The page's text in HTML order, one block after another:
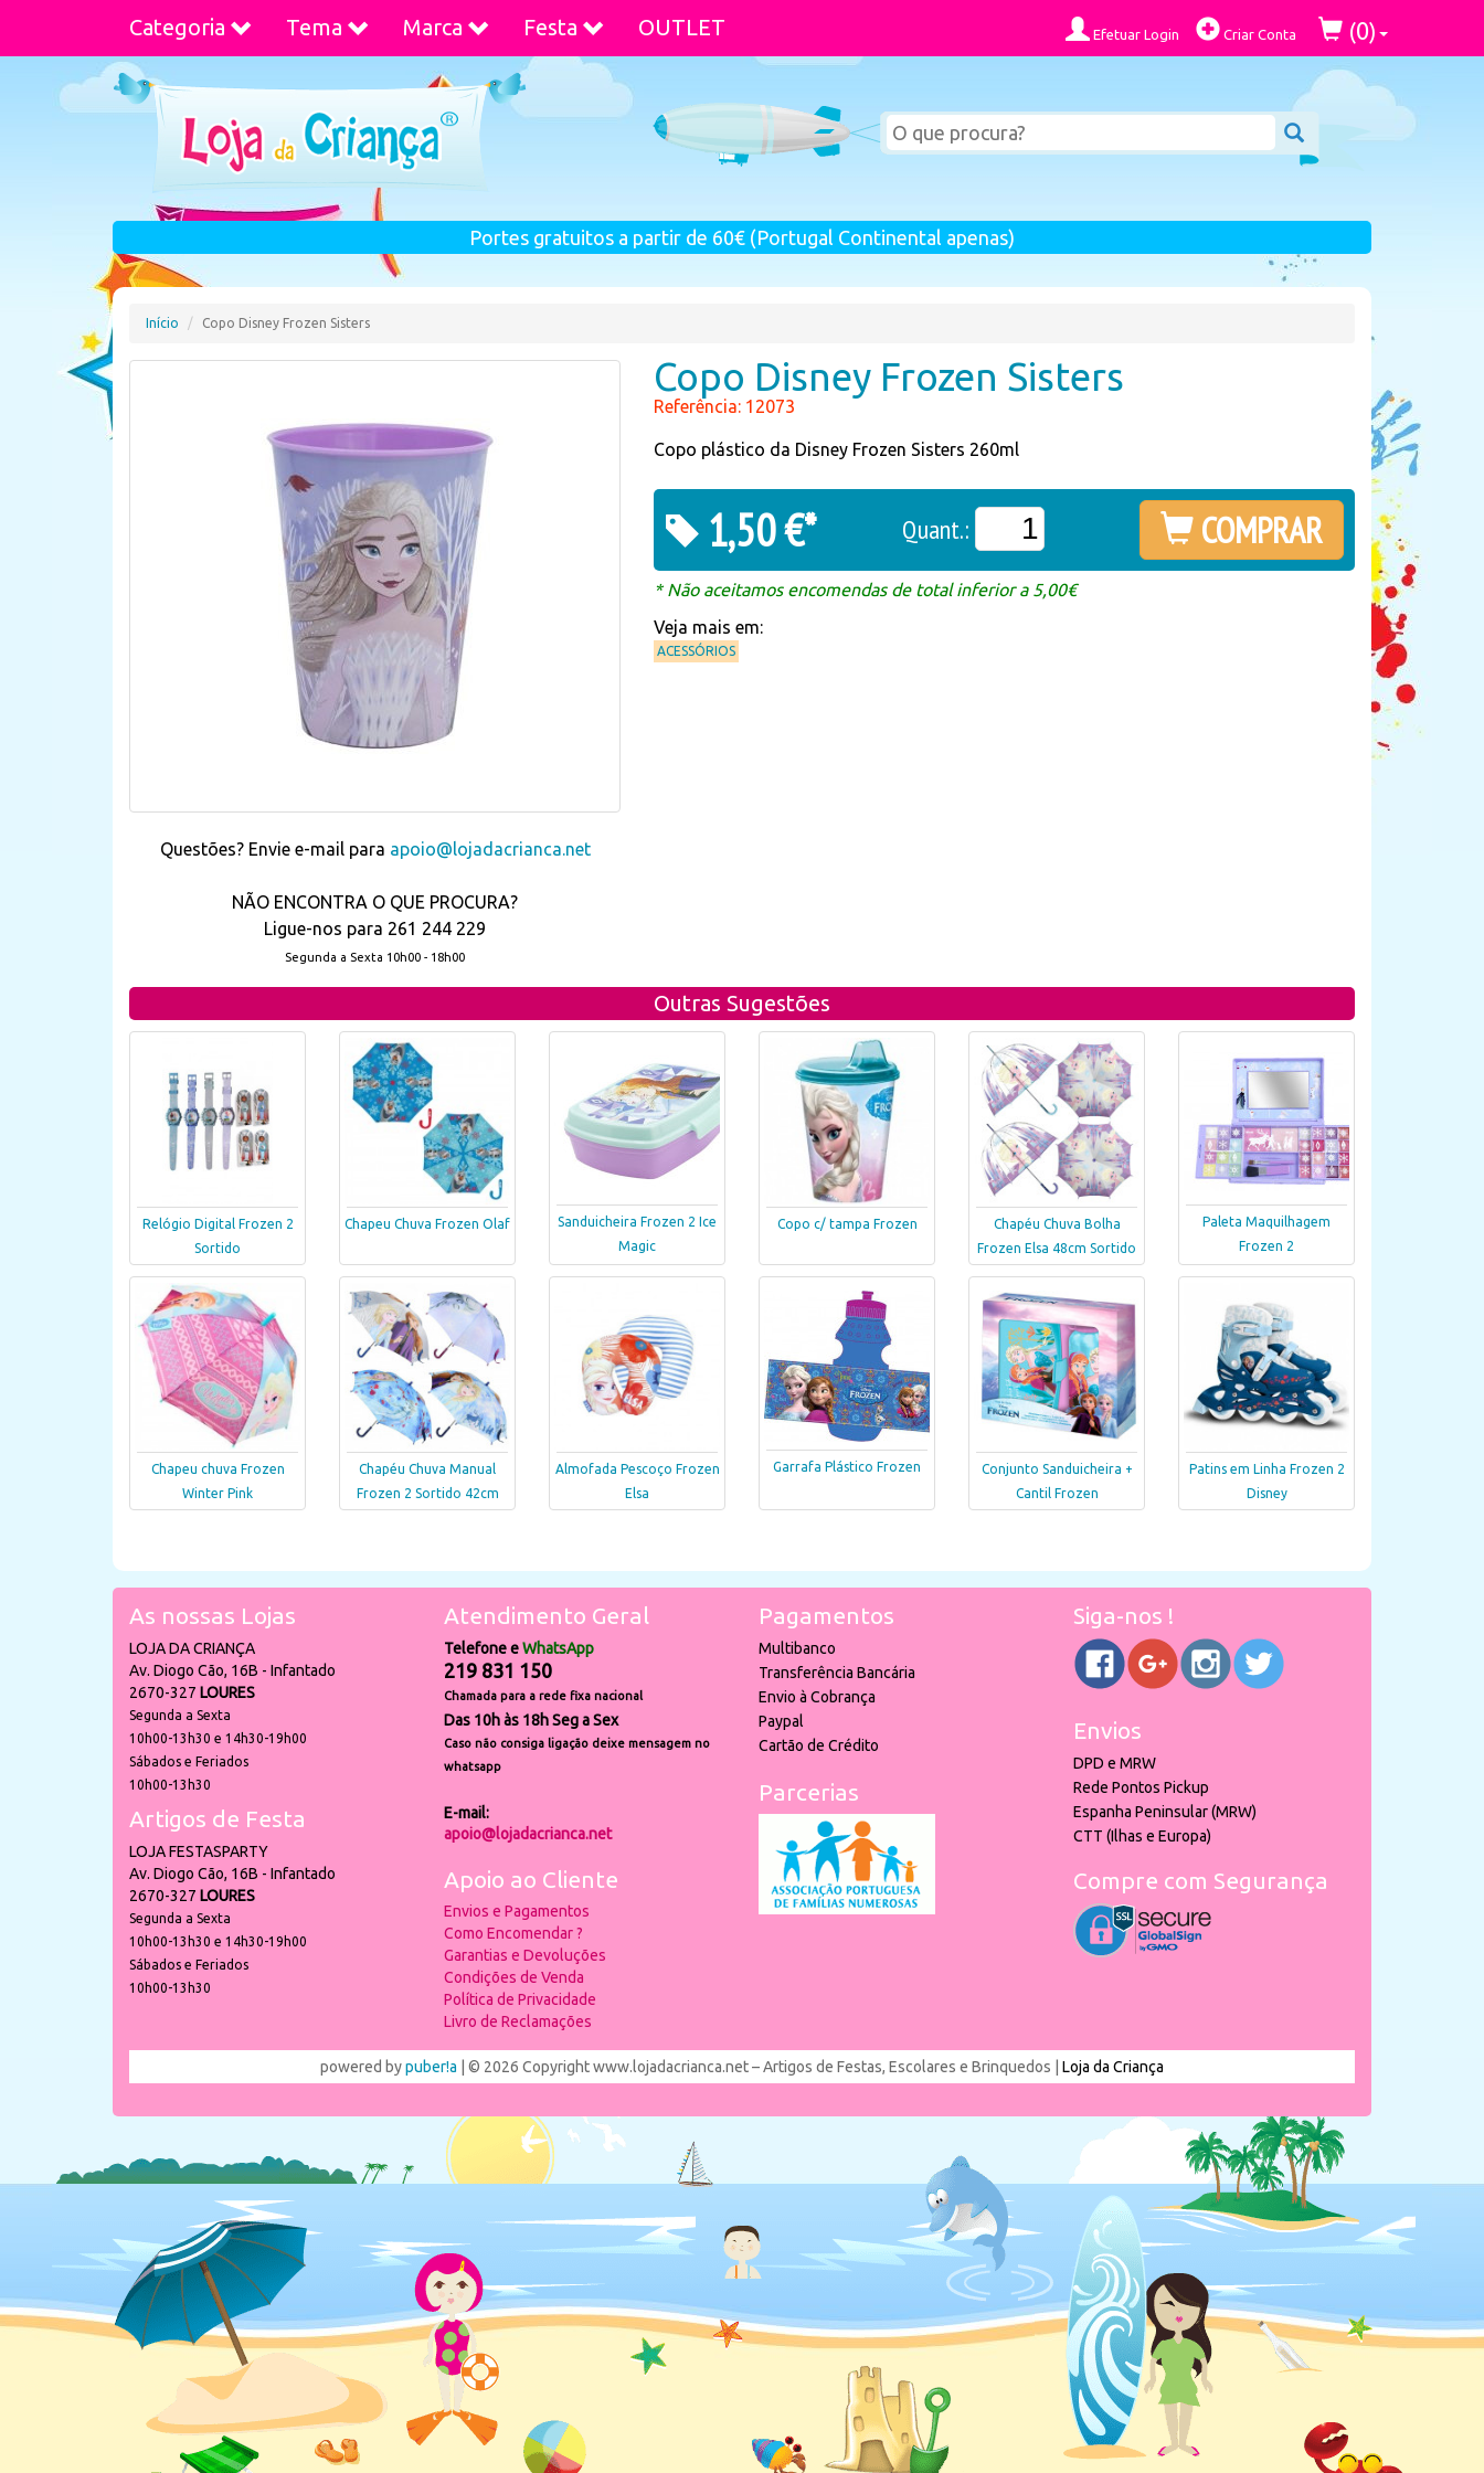
Categoria Tema Marca Festa OUTLET Efetuar Login Criar Conta (0)
Portes gratuitos a partir de 60€ (Portugal Continental apenas)
Início Copo Disney Frozen Sisters
Questões? Envie e-mail para apoio@lojadacrianca.net
NÃO ENCONTRA O QUE PROCURA?
Ligue-nos para 261 244 229
Segunda a Sexta 10h00 - 18h00
Copo Disney Frozen Sisters
Referência: 12073
Copo plástico da Disney Frozen Sisters 260ml
1,50 €* Quant.: COMPRAR
* Não aceitamos encomendas de total inferior a 5,00€
Veja mais em:
ACESSÓRIOS
Outras Sugestões
Relógio Digital Frozen 2
Sortido
Chapeu Chuva Frozen Olaf
Sanduicheira Frozen 2 Ice
Magic
Copo c/ tampa Frozen
Chapéu Chuva Bolha
Frozen Elsa 48cm Sortido
Paleta Maquilhagem
Frozen 2
Chapeu chuva Frozen
Winter Pink
Chapéu Chuva Manual
Frozen 2 Sortido 42cm
Almofada Pescoço Frozen
Elsa
Garrafa Plástico Frozen
Conjunto Sanduicheira +
Cantil Frozen
Patins em Linha Frozen 2
Disney
As nossas Lojas
LOJA DA CRIANÇA
Av. Diogo Cão, 16B - Infantado
2670-327 LOURES
Segunda a Sexta
10h00-13h30 e 14h30-19h00
Sábados e Feriados
10h00-13h30
Artigos de Festa
LOJA FESTASPARTY
Av. Diogo Cão, 16B - Infantado
2670-327 LOURES
Segunda a Sexta
10h00-13h30 e 14h30-19h00
Sábados e Feriados
10h00-13h30
Atendimento Geral
Telefone eWhatsApp
219 831 150
Chamada para a rede fixa nacional
Das 10h às 18h Seg a Sex
Caso não consiga ligação deixe mensagem no
whatsapp
E-mail:
apoio@lojadacrianca.net
Apoio ao Cliente
Envios e Pagamentos
Como Encomendar ?
Garantias e Devoluções
Condições de Venda
Política de Privacidade
Livro de Reclamações
Pagamentos
Multibanco
Transferência Bancária
Envio à Cobrança
Paypal
Cartão de Crédito
Parcerias
Siga-nos !
Envios
DPD e MRW
Rede Pontos Pickup
Espanha Peninsular (MRW)
CTT (Ilhas e Europa)
Compre com Segurança
powered bypuber!a | © 2026 Copyright www.lojadacrianca.net – Artigos de Festas, Escolares e Brinquedos | Loja da Criança